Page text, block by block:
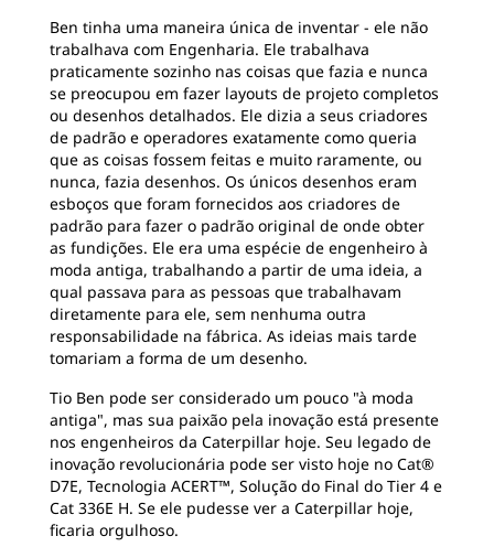
Ben tinha uma maneira única de inventar - ele não
trabalhava com Engenharia. Ele trabalhava
praticamente sozinho nas coisas que fazia e nunca
se preocupou em fazer layouts de projeto completos
ou desenhos detalhados. Ele dizia a seus criadores
de padrão e operadores exatamente como queria
que as coisas fossem feitas e muito raramente, ou
nunca, fazia desenhos. Os únicos desenhos eram
esboços que foram fornecidos aos criadores de
padrão para fazer o padrão original de onde obter
as fundições. Ele era uma espécie de engenheiro à
moda antiga, trabalhando a partir de uma ideia, a
qual passava para as pessoas que trabalhavam
diretamente para ele, sem nenhuma outra
responsabilidade na fábrica. As ideias mais tarde
tomariam a forma de um desenho.
Tio Ben pode ser considerado um pouco "à moda
antiga", mas sua paixão pela inovação está presente
nos engenheiros da Caterpillar hoje. Seu legado de
inovação revolucionária pode ser visto hoje no Cat®
D7E, Tecnologia ACERT™, Solução do Final do Tier 4 e
Cat 336E H. Se ele pudesse ver a Caterpillar hoje,
ficaria orgulhoso.